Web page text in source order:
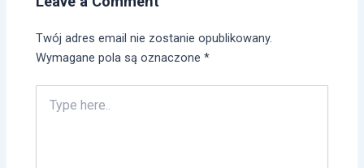
Twój adres email nie zostanie opublikowany.
Wymagane pola są oznaczone*
here..